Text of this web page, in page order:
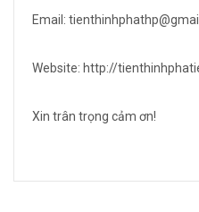
Email:
Website: http://
Xin trân trọng cảm ơn!